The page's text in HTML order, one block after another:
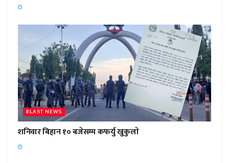
BLAST NEWS
शनिवार बिहान १० बजेसम्म कफर्यु खुकुलाे